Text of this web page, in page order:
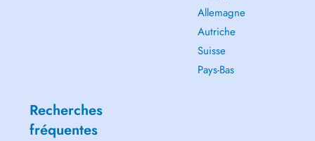
Allemagne
Autriche
Suisse
Pays-Bas
Recherches
fréquentes